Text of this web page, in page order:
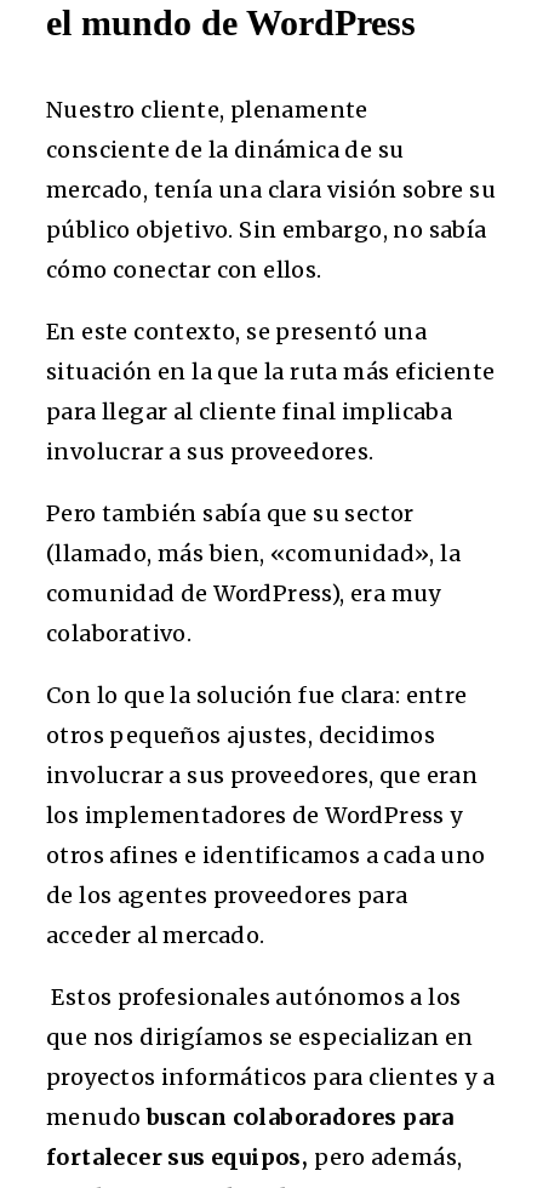
el mundo de WordPress
Nuestro cliente, plenamente
consciente de la dinámica de su
mercado, tenía una clara visión sobre su
público objetivo. Sin embargo, no sabía
cómo conectar con ellos.
En este contexto, se presentó una
situación en la que la ruta más eficiente
para llegar al cliente final implicaba
involucrar a sus proveedores.
Pero también sabía que su sector
(llamado, más bien, «comunidad», la
comunidad de WordPress), era muy
colaborativo.
Con lo que la solución fue clara: entre
otros pequeños ajustes, decidimos
involucrar a sus proveedores, que eran
los implementadores de WordPress y
otros afines e identificamos a cada uno
de los agentes proveedores para
acceder al mercado.
Estos profesionales autónomos a los
que nos dirigíamos se especializan en
proyectos informáticos para clientes y a
menudobuscan colaboradores para
fortalecer sus equipos, pero además,